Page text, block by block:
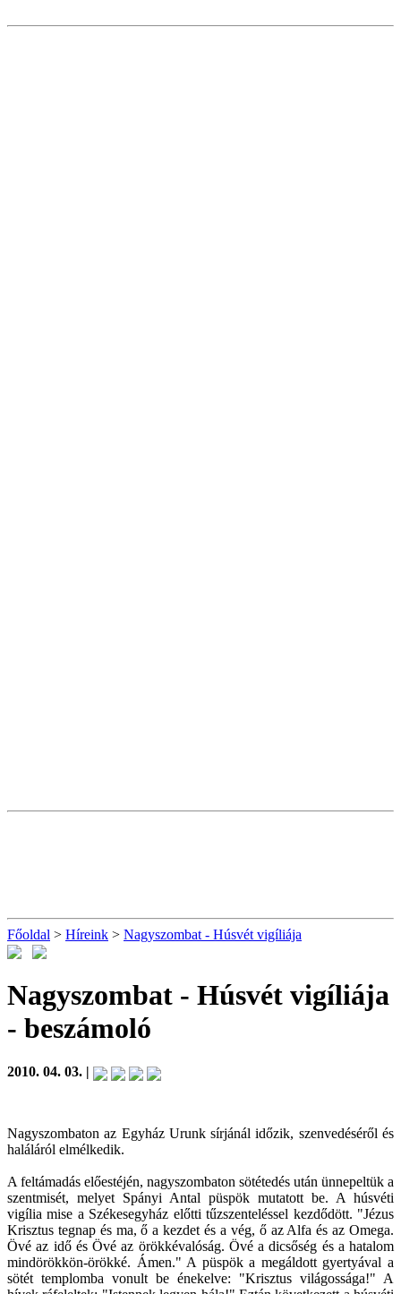
Főoldal > Híreink > Nagyszombat - Húsvét vigíliája
Nagyszombat - Húsvét vigíliája
- beszámoló
2010. 04. 03. |
Nagyszombaton az Egyház Urunk sírjánál időzik, szenvedéséről és
haláláról elmélkedik.
A feltámadás előestéjén, nagyszombaton sötétedés után ünnepeltük a
szentmisét, melyet Spányi Antal püspök mutatott be. A húsvéti
vigília mise a Székesegyház előtti tűzszenteléssel kezdődött. "Jézus
Krisztus tegnap és ma, ő a kezdet és a vég, ő az Alfa és az Omega.
Övé az idő és Övé az örökkévalóság. Övé a dicsőség és a hatalom
mindörökkön-örökké. Ámen." A püspök a megáldott gyertyával a
sötét templomba vonult be énekelve: "Krisztus világossága!" A